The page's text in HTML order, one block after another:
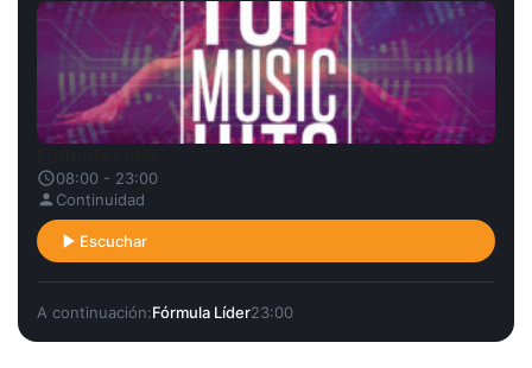
08:00 - 23:00
Continuidad
Escuchar
A continuación:Fórmula Líder23:00